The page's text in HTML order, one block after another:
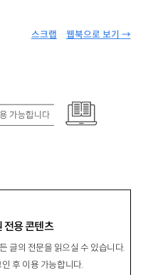
웹북으로 보기 →
스크랩
전용 콘텐츠
글의 전문을 읽으실 수 있습니다.
후 이용 가능합니다.